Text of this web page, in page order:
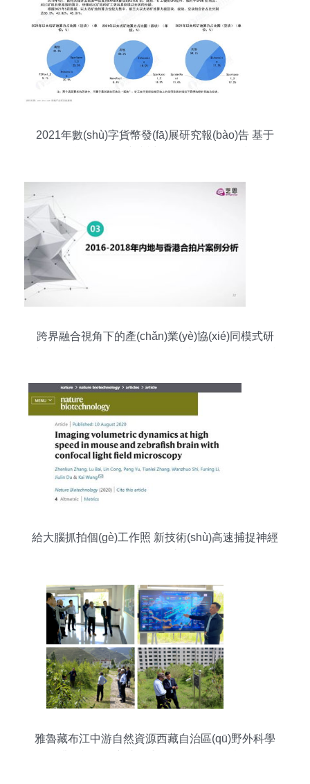
2021年數(shù)字貨幣發(fā)展研究報(bào)告 基于
跨界融合視角下的產(chǎn)業(yè)協(xié)同模式研
給大腦抓拍個(gè)工作照 新技術(shù)高速捕捉神經
雅魯藏布江中游自然資源西藏自治區(qū)野外科學